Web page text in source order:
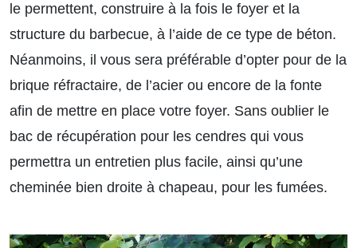
le permettent, construire à la fois le foyer et la
structure du barbecue, à l’aide de ce type de béton.
Néanmoins, il vous sera préférable d’opter pour de la
brique réfractaire, de l’acier ou encore de la fonte
afin de mettre en place votre foyer. Sans oublier le
bac de récupération pour les cendres qui vous
permettra un entretien plus facile, ainsi qu’une
cheminée bien droite à chapeau, pour les fumées.